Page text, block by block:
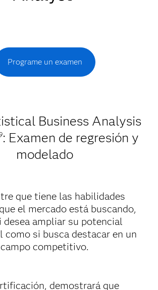
Programe un examen
Business Analysis
: Examen de regresión y
modelado
que tiene las habilidades
el mercado está buscando,
ampliar su potencial
como si busca destacar en un
campo competitivo.
demostrará que